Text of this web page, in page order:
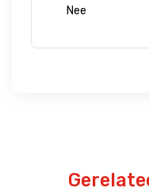
Nee